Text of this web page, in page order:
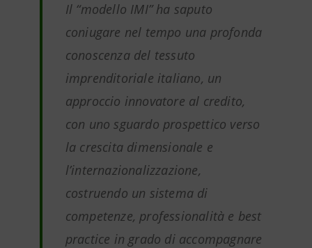
Il “modello IMI” ha saputo
coniugare nel tempo una profonda
conoscenza del tessuto
imprenditoriale italiano, un
approccio innovatore al credito,
con uno sguardo prospettico verso
la crescita dimensionale e
l’internazionalizzazione,
costruendo un sistema di
competenze, professionalità e best
practice in grado di accompagnare